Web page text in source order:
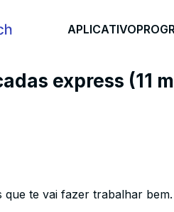
APLICATIVO
express (11
que te vai fazer trabalhar bem.